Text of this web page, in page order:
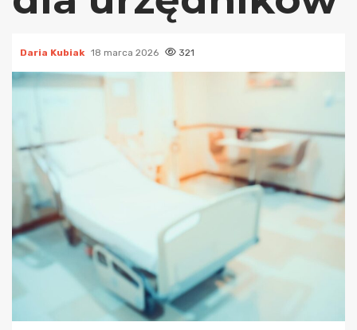
Daria Kubiak 18 marca 2026 321